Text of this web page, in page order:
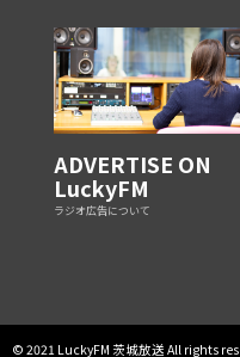
ADVERTISE ON
LuckyFM
ラジオ広告について
© 2021 LuckyFM 茨城放送 All rights